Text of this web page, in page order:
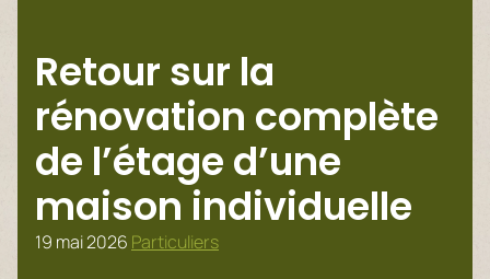
Retour sur la
rénovation complète
de l’étage d’une
maison individuelle
19 mai 2026 Particuliers